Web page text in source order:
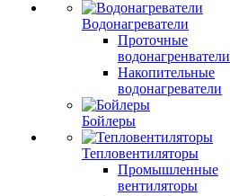
Водонагреватели
Проточные
водонагренватели
Накопительные
водонагреватели
Бойлеры
Тепловентиляторы
Промышленные
вентиляторы